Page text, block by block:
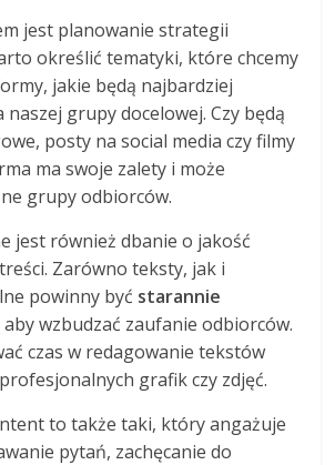
jest planowanie strategii
określić tematyki, które chcemy
jakie będą najbardziej
grupy docelowej. Czy będą
posty na social media czy filmy
ma swoje zalety i może
grupy odbiorców.
jest również dbanie o jakość
Zarówno teksty, jak i
powinny być starannie
aby wzbudzać zaufanie odbiorców.
czas w redagowanie tekstów
grafik czy zdjęć.
to także taki, który angażuje
pytań, zachęcanie do